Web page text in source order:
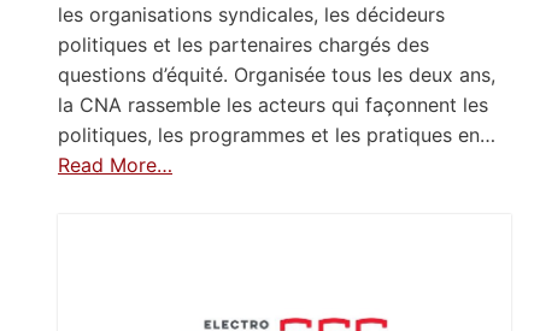
les organisations syndicales, les décideurs
politiques et les partenaires chargés des
questions d’équité. Organisée tous les deux ans,
la CNA rassemble les acteurs qui façonnent les
politiques, les programmes et les pratiques en…
Read More…